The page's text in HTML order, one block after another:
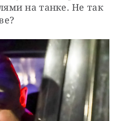
на танке. Не так